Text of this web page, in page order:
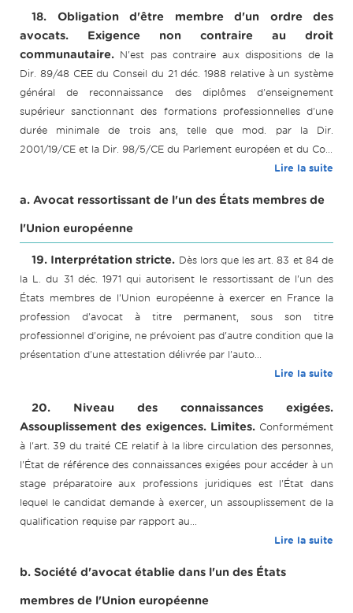
18. Obligation d'être membre d'un ordre des
avocats. Exigence non contraire au droit
communautaire. N'est pas contraire aux dispositions de la
Dir. 89/48 CEE du Conseil du 21 déc. 1988 relative à un système
général de reconnaissance des diplômes d'enseignement
supérieur sanctionnant des formations professionnelles d'une
durée minimale de trois ans, telle que mod. par la Dir.
2001/19/CE et la Dir. 98/5/CE du Parlement européen et du Co...
Lire la suite
a. Avocat ressortissant de l'un des États membres de
l'Union européenne
19. Interprétation stricte. Dès lors que les art. 83 et 84 de
la L. du 31 déc. 1971 qui autorisent le ressortissant de l'un des
États membres de l'Union européenne à exercer en France la
profession d'avocat à titre permanent, sous son titre
professionnel d'origine, ne prévoient pas d'autre condition que la
présentation d'une attestation délivrée par l'auto...
Lire la suite
20. Niveau des connaissances exigées.
Assouplissement des exigences. Limites. Conformément
à l'art. 39 du traité CE relatif à la libre circulation des personnes,
l'État de référence des connaissances exigées pour accéder à un
stage préparatoire aux professions juridiques est l'État dans
lequel le candidat demande à exercer, un assouplissement de la
qualification requise par rapport au...
Lire la suite
b. Société d'avocat établie dans l'un des États
membres de l'Union européenne